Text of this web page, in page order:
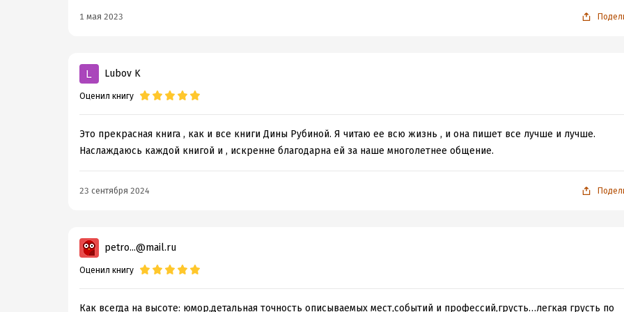
1 мая 2023
Lubov K
Оценил книгу
Это прекрасная книга , как и все книги Дины Рубиной. Я читаю ее всю жизнь , и она пишет все лучше и лучше.
Наслаждаюсь каждой книгой и , искренне благодарна ей за наше многолетнее общение.
23 сентября 2024
petro...@mail.ru
Оценил книгу
Как всегда на высоте: юмор,детальная точность описываемых мест,событий и профессий,грусть…легкая грусть по